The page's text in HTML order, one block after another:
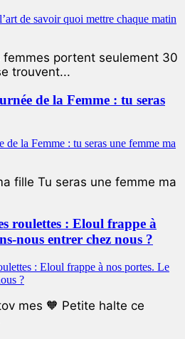
femmes portent seulement 30
trouvent...
de la Femme : tu seras
fille Tu seras une femme ma
roulettes : Eloul frappe à
nous entrer chez nous ?
mes 🧡 Petite halte ce